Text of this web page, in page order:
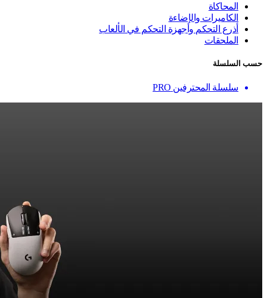
المحاكاة
الكاميرات والإضاءة
أذرع التحكم وأجهزة التحكم في الألعاب
الملحقات
حسب السلسلة
سلسلة المحترفين PRO